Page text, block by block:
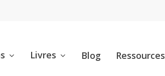
Livres Blog Ressources